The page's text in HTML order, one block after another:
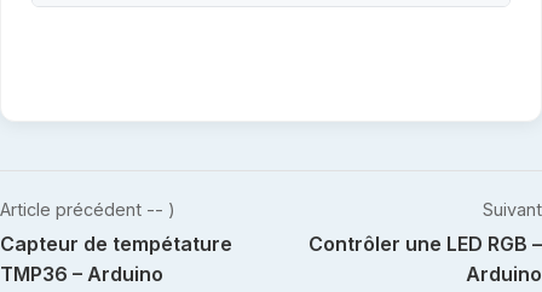
Navigation
de
Article précédent -- )
Capteur de tempétature
TMP36 – Arduino
Suivant
Contrôler une LED RGB –
Arduino